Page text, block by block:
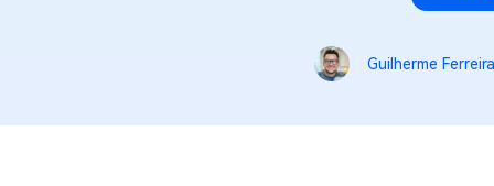
Recuperar Arquivos no Android Sem
Recuperar Dados de WhatsApp no
Guilherme Ferreira